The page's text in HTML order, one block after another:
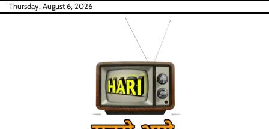
SkipThursday, August 6, 2026